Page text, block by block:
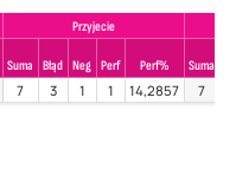
Przyjecie
Suma Błąd Neg Perf Perf% Suma
7 3 1 1 14,2857 7